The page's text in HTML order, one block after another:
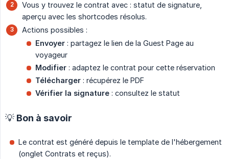
Vous y trouvez le contrat avec : statut de signature,
aperçu avec les shortcodes résolus.
Actions possibles :
Envoyer : partagez le lien de la Guest Page au
voyageur
Modifier : adaptez le contrat pour cette réservation
Télécharger : récupérez le PDF
Vérifier la signature : consultez le statut
💡 Bon à savoir
Le contrat est généré depuis le template de l'hébergement
(onglet Contrats et reçus).